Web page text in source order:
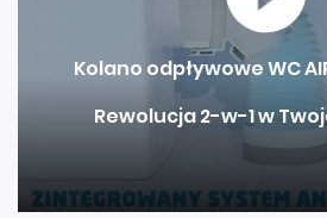
Kolano odpływowe WC
Rewolucja 2-w-1 w